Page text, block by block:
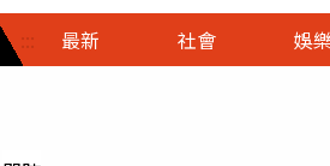
::: 最新 社會
頁
娛樂
娛樂首頁
即時
財經首頁
熱線
政